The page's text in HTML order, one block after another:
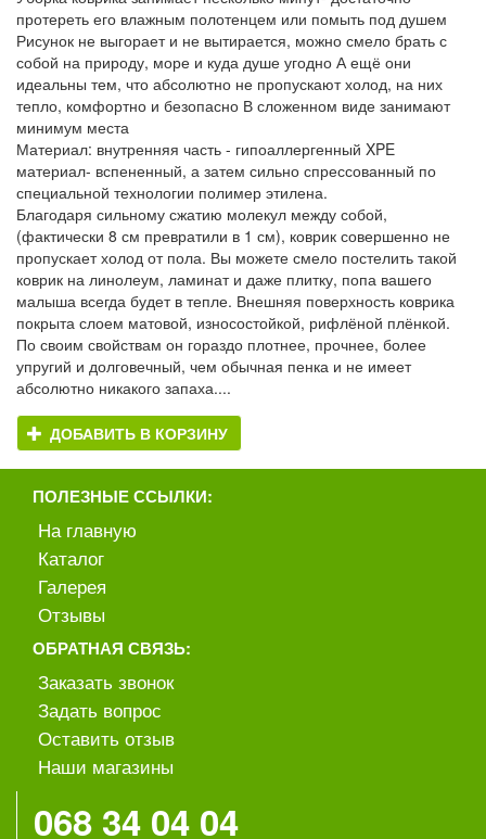
протереть его влажным полотенцем или помыть под душем
Рисунок не выгорает и не вытирается, можно смело брать с
собой на природу, море и куда душе угодно А ещё они
идеальны тем, что абсолютно не пропускают холод, на них
тепло, комфортно и безопасно В сложенном виде занимают
минимум места
Материал: внутренняя часть - гипоаллергенный XPE
материал- вспененный, а затем сильно спрессованный по
специальной технологии полимер этилена.
Благодаря сильному сжатию молекул между собой,
(фактически 8 см превратили в 1 см), коврик совершенно не
пропускает холод от пола. Вы можете смело постелить такой
коврик на линолеум, ламинат и даже плитку, попа вашего
малыша всегда будет в тепле. Внешняя поверхность коврика
покрыта слоем матовой, износостойкой, рифлёной плёнкой.
По своим свойствам он гораздо плотнее, прочнее, более
упругий и долговечный, чем обычная пенка и не имеет
абсолютно никакого запаха....
ДОБАВИТЬ В КОРЗИНУ
ПОЛЕЗНЫЕ ССЫЛКИ:
На главную
Каталог
Галерея
Отзывы
ОБРАТНАЯ СВЯЗЬ:
Заказать звонок
Задать вопрос
Оставить отзыв
Наши магазины
068 34 04 04